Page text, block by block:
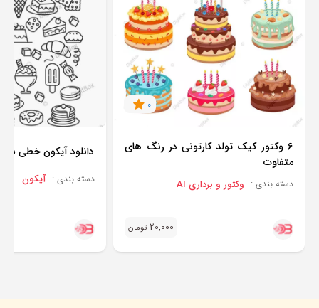
0
6 وکتور کیک تولد کارتونی در رنگ های
متفاوت
دسته بندی : وکتور و برداری AI
20,000 تومان
دانلود آیکون خطی
دسته بندی : آیکون